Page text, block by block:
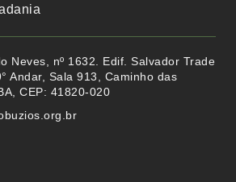
Neves, nº 1632. Edif. Salvador Trade
Andar, Sala 913, Caminho das
CEP: 41820-020